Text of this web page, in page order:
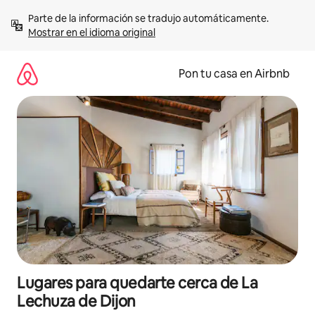
contenidoMostrar en el idioma original
Pon tu casa en Airbnb
Lugares para quedarte cerca de La
Lechuza de Dijon